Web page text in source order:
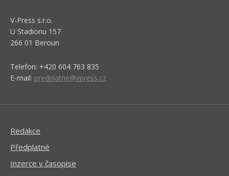
V-Press s.r.o.
U Stadionu 157
266 01 Beroun
Telefon: +420 604 763 835
E-mail: predplatne@vpress.cz
Redakce
Předplatné
Inzerce v časopise